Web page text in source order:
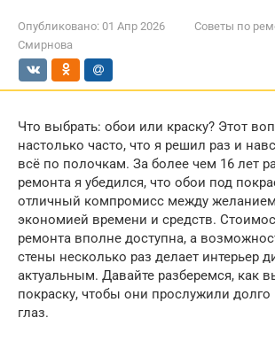
Опубликовано: 01 Апр 2026 Советы по
Смирнова
Что выбрать: обои или краску? Этот
настолько часто, что я решил раз и
всё по полочкам. За более чем 16 лет
ремонта я убедился, что обои под
отличный компромисс между
экономией времени и средств.
ремонта вполне доступна, а
стены несколько раз делает интерьер
актуальным. Давайте разберемся, как
покраску, чтобы они прослужили долго
глаз.